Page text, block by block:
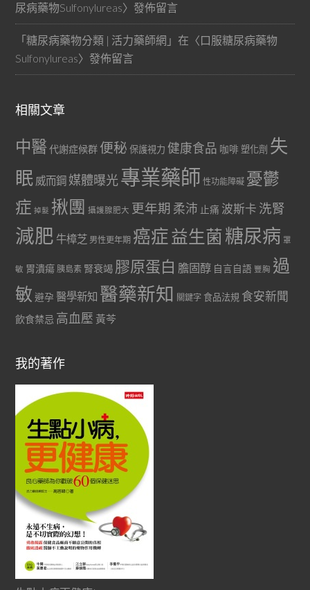
尿病藥物Sulfonylureas〉發佈留言
「糖尿病藥物分類 | 活力藥師網 」在〈口服糖尿病藥物
Sulfonylureas〉發佈留言
相關文章
中醫代謝症候群 便秘 保護視力 健康食品 咖啡 塑化劑 失
眠 威而鋼 媒體曝光專業藥師 性功能障礙 憂鬱
症 掉髮 揪團 攝護腺肥大 更年期 柔沛 止痛 波斯卡 洗腎
減肥 牛樟芝 男性更年期 癌症益生菌 糖尿病 罩
敏 胃潰瘍 胰島素 腎衰竭 膠原蛋白 膽固醇 自言自語 豐胸 過
敏 避孕 醫學新知 醫藥新知 關鍵字 食品法規 食安新聞
飲食禁忌 高血壓 黃芩
我的著作